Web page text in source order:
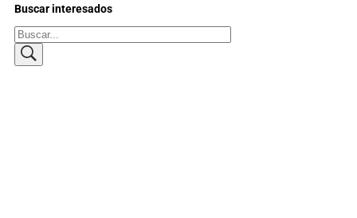
Buscar interesados
Buscar